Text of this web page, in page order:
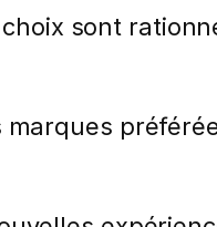
sont